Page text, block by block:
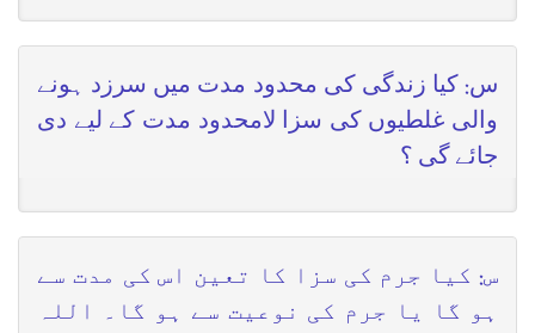
س: کیا زندگی کی محدود مدت میں سرزد ہونے
والی غلطیوں کی سزا لامحدود مدت کے لیے دی
جائے گی ؟
س: کیا جرم کی سزا کا تعین اس کی مدت سے
ہو گا یا جرم کی نوعیت سے ہو گا۔ اللہ